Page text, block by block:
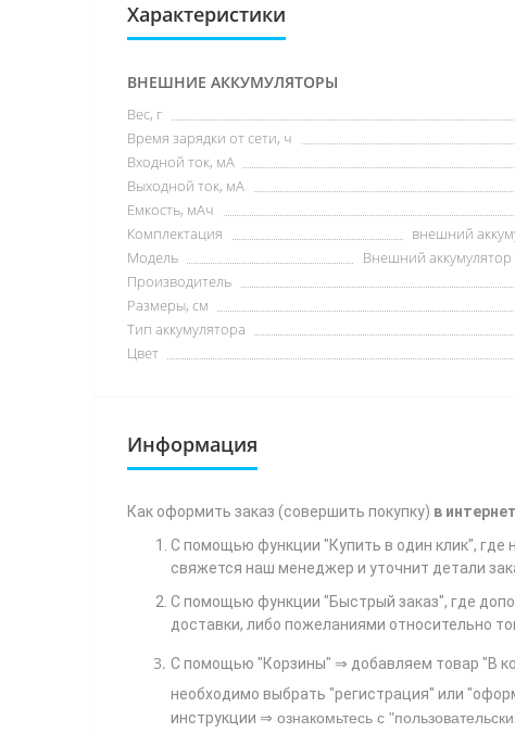
Характеристики
ВНЕШНИЕ АККУМУЛЯТОРЫ
Вес, г
Время зарядки от сети, ч
Входной ток, мА
Выходной ток, мА
Емкость, мАч
Комплектация
внешний
Модель
Внешний аккумулятор
Производитель
Размеры, см
Тип аккумулятора
Цвет
Информация
Как оформить заказ (совершить покупку) в
С помощью функции "Купить в один клик",
свяжется наш менеджер и уточнит детали
С помощью функции "Быстрый заказ", где
доставки, либо пожеланиями относительно
С помощью "Корзины" ⇒ добавляем товар "В
необходимо выбрать "регистрация" или
инструкции ⇒ ознакомьтесь с